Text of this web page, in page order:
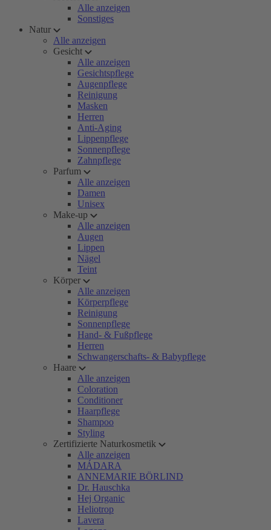
Alle anzeigen
Sonstiges
Natur
Alle anzeigen
Gesicht
Alle anzeigen
Gesichtspflege
Augenpflege
Reinigung
Masken
Herren
Anti-Aging
Lippenpflege
Sonnenpflege
Zahnpflege
Parfum
Alle anzeigen
Damen
Unisex
Make-up
Alle anzeigen
Augen
Lippen
Nägel
Teint
Körper
Alle anzeigen
Körperpflege
Reinigung
Sonnenpflege
Hand- & Fußpflege
Herren
Schwangerschafts- & Babypflege
Haare
Alle anzeigen
Coloration
Conditioner
Haarpflege
Shampoo
Styling
Zertifizierte Naturkosmetik
Alle anzeigen
MÁDARA
ANNEMARIE BÖRLIND
Dr. Hauschka
Hej Organic
Heliotrop
Lavera